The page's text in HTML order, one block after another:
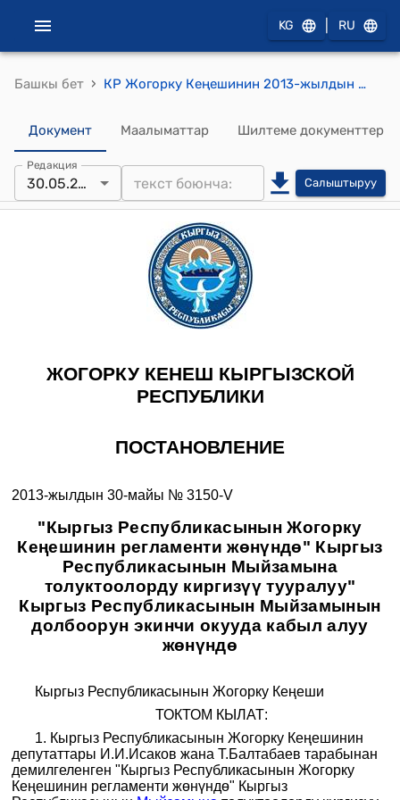
KG RU
Башкы бет › КР Жогорку Кеңешинин 2013-жылдын 30-майындагы № 3150-V "Кыргыз Республикасынын Жогорку Кеңешинин регламенти жөнүндө" Кыргыз Республикасынын Мыйзамына толуктоолорду киргизүү тууралуу" Кыргыз Республикасынын Мыйзамынын долбоорун экинчи окууда кабыл алуу жөнүндө" токтому
Документ Маалыматтар Шилтеме документтер
Редакция
30.05.2013 Салыштыруу